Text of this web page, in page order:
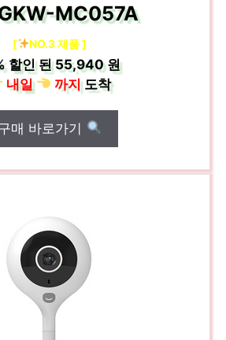
MC057A
[ NO.3 제품 ]
할인 된55,940 원
내일
까지도착
매 바로가기